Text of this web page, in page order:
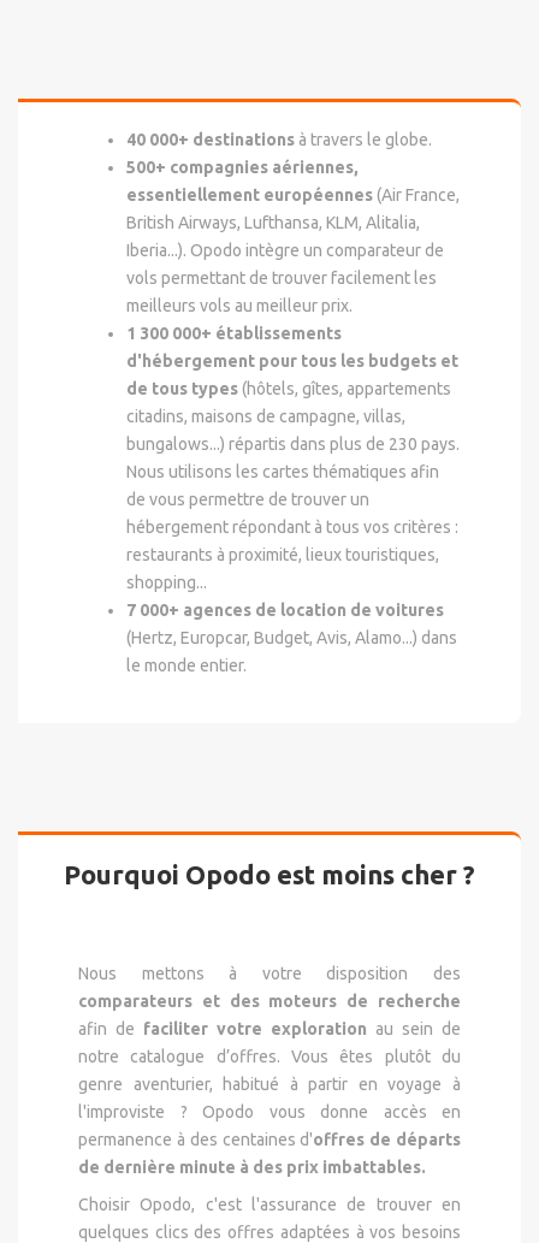
40 000+ destinations à travers le globe.
500+ compagnies aériennes,
essentiellement européennes(Air France,
British Airways, Lufthansa, KLM, Alitalia,
Iberia...). Opodo intègre un comparateur de
vols permettant de trouver facilement les
meilleurs vols au meilleur prix.
1 300 000+ établissements
d'hébergement pour tous les budgets et
de tous types(hôtels, gîtes, appartements
citadins, maisons de campagne, villas,
bungalows...) répartis dans plus de 230 pays.
Nous utilisons les cartes thématiques afin
de vous permettre de trouver un
hébergement répondant à tous vos critères :
restaurants à proximité, lieux touristiques,
shopping...
7 000+ agences de location de voitures
(Hertz, Europcar, Budget, Avis, Alamo...) dans
le monde entier.
Pourquoi Opodo est moins cher ?
Nous mettons à votre disposition des
comparateurs et des moteurs de recherche
afin de faciliter votre exploration au sein de
notre catalogue d’offres. Vous êtes plutôt du
genre aventurier, habitué à partir en voyage à
l'improviste ? Opodo vous donne accès en
permanence à des centaines d'offres de départs
de dernière minute à des prix imbattables.
Choisir Opodo, c'est l'assurance de trouver en
quelques clics des offres adaptées à vos besoins